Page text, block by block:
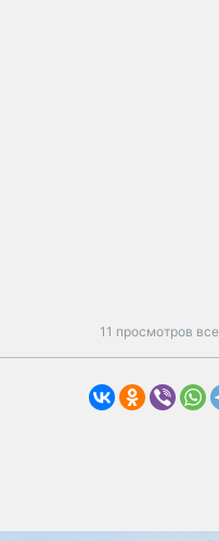
11 просмотров